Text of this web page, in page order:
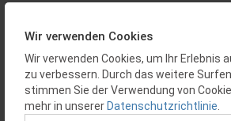
Wir verwenden Cookies
Wir verwenden Cookies, um Ihr Erlebnis
zu verbessern. Durch das weitere
stimmen Sie der Verwendung von
mehr in unserer Datenschutzrichtlinie